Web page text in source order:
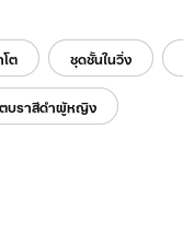
ต ชุดชั้นในวิ่ง
บราสีดำผู้หญิง